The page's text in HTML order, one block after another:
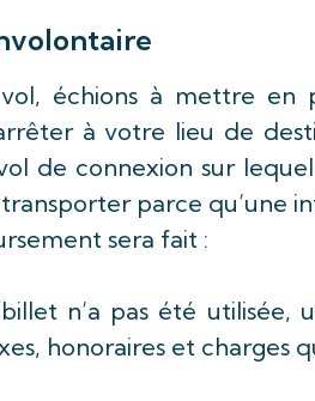
vol, échions à mettre
à votre lieu de
de connexion sur
parce qu’une
sera fait :
billet n’a pas été
honoraires et charges